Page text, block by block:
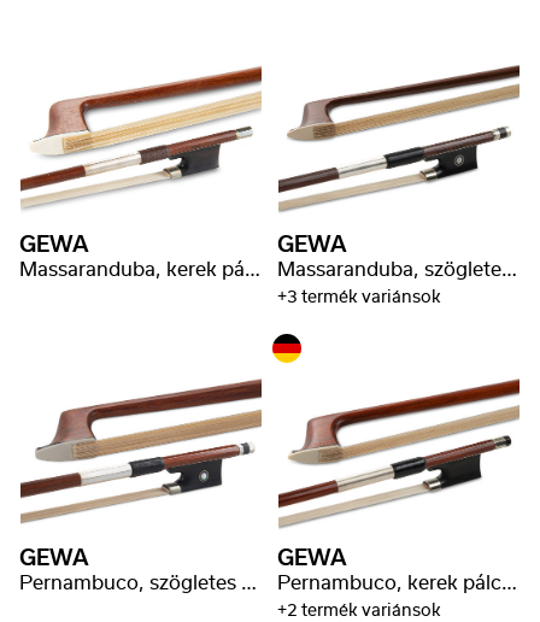
GEWA
Massaranduba, kerek pálca, Malot bélyeg
GEWA
Massaranduba, szögletes pálca, válogatott minőség
+3 termék variánsok
GEWA
Pernambuco, szögletes pálca, jó minőségű
GEWA
Pernambuco, kerek pálca, jobb minőség
+2 termék variánsok